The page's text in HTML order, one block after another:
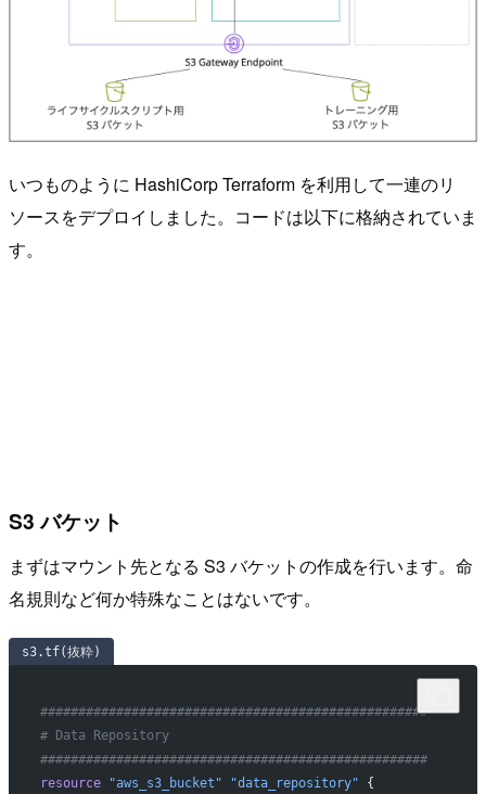
いつものように HashiCorp Terraform を利用して一連のリ
ソースをデプロイしました。コードは以下に格納されていま
す。
S3 バケット
まずはマウント先となる S3 バケットの作成を行います。命
名規則など何か特殊なことはないです。
s3.tf(抜粋)
###################################################
# Data Repository
###################################################
resource "aws_s3_bucket" "data_repository" {